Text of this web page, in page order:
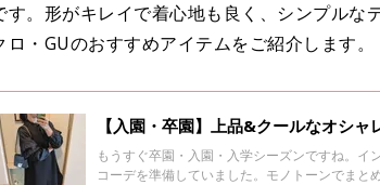
す。形がキレイで着心地も良く、シンプルな
ロ・GUのおすすめアイテムをご紹介します。
【入園・卒園】上品&クールなオシ
もうすぐ卒園・入園・入学シーズンですね。
コーデを準備していました。モノトーンでまと